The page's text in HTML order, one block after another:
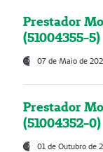
Prestador
(51004355-5)
07 de Maio de
Prestador
(51004352-0)
01 de Outubro de